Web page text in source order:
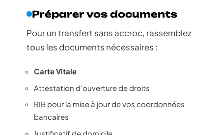
Préparer vos documents
Pour un transfert sans accroc, rassemblez
tous les documents nécessaires :
Carte Vitale
Attestation d’ouverture de droits
RIB pour la mise à jour de vos coordonnées
bancaires
Justificatif de domicile